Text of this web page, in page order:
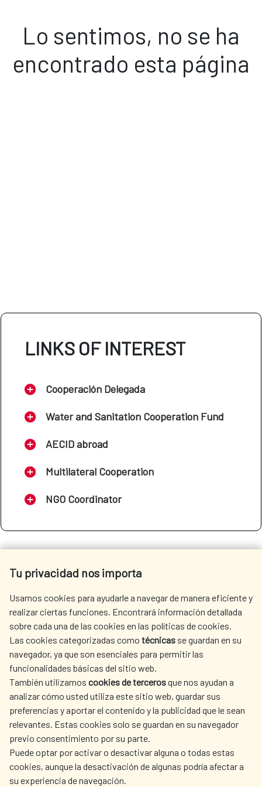
Lo sentimos, no se ha
encontrado esta página
LINKS OF INTEREST
Cooperación Delegada
Water and Sanitation Cooperation Fund
AECID abroad
Multilateral Cooperation
NGO Coordinator
SEE MORE SITES OF INTEREST
SEDE ELECTRÓNICA
Fecha de modificación de la página: 15/06/2026
Tu privacidad nos importa
Usamos cookies para ayudarle a navegar de manera eficiente y
realizar ciertas funciones. Encontrará información detallada
sobre cada una de las cookies en las políticas de cookies.
Las cookies categorizadas como técnicas se guardan en su
navegador, ya que son esenciales para permitir las
funcionalidades básicas del sitio web.
También utilizamos cookies de tercerosque nos ayudan a
analizar cómo usted utiliza este sitio web, guardar sus
preferencias y aportar el contenido y la publicidad que le sean
relevantes. Estas cookies solo se guardan en su navegador
previo consentimiento por su parte.
Puede optar por activar o desactivar alguna o todas estas
cookies, aunque la desactivación de algunas podría afectar a
su experiencia de navegación.